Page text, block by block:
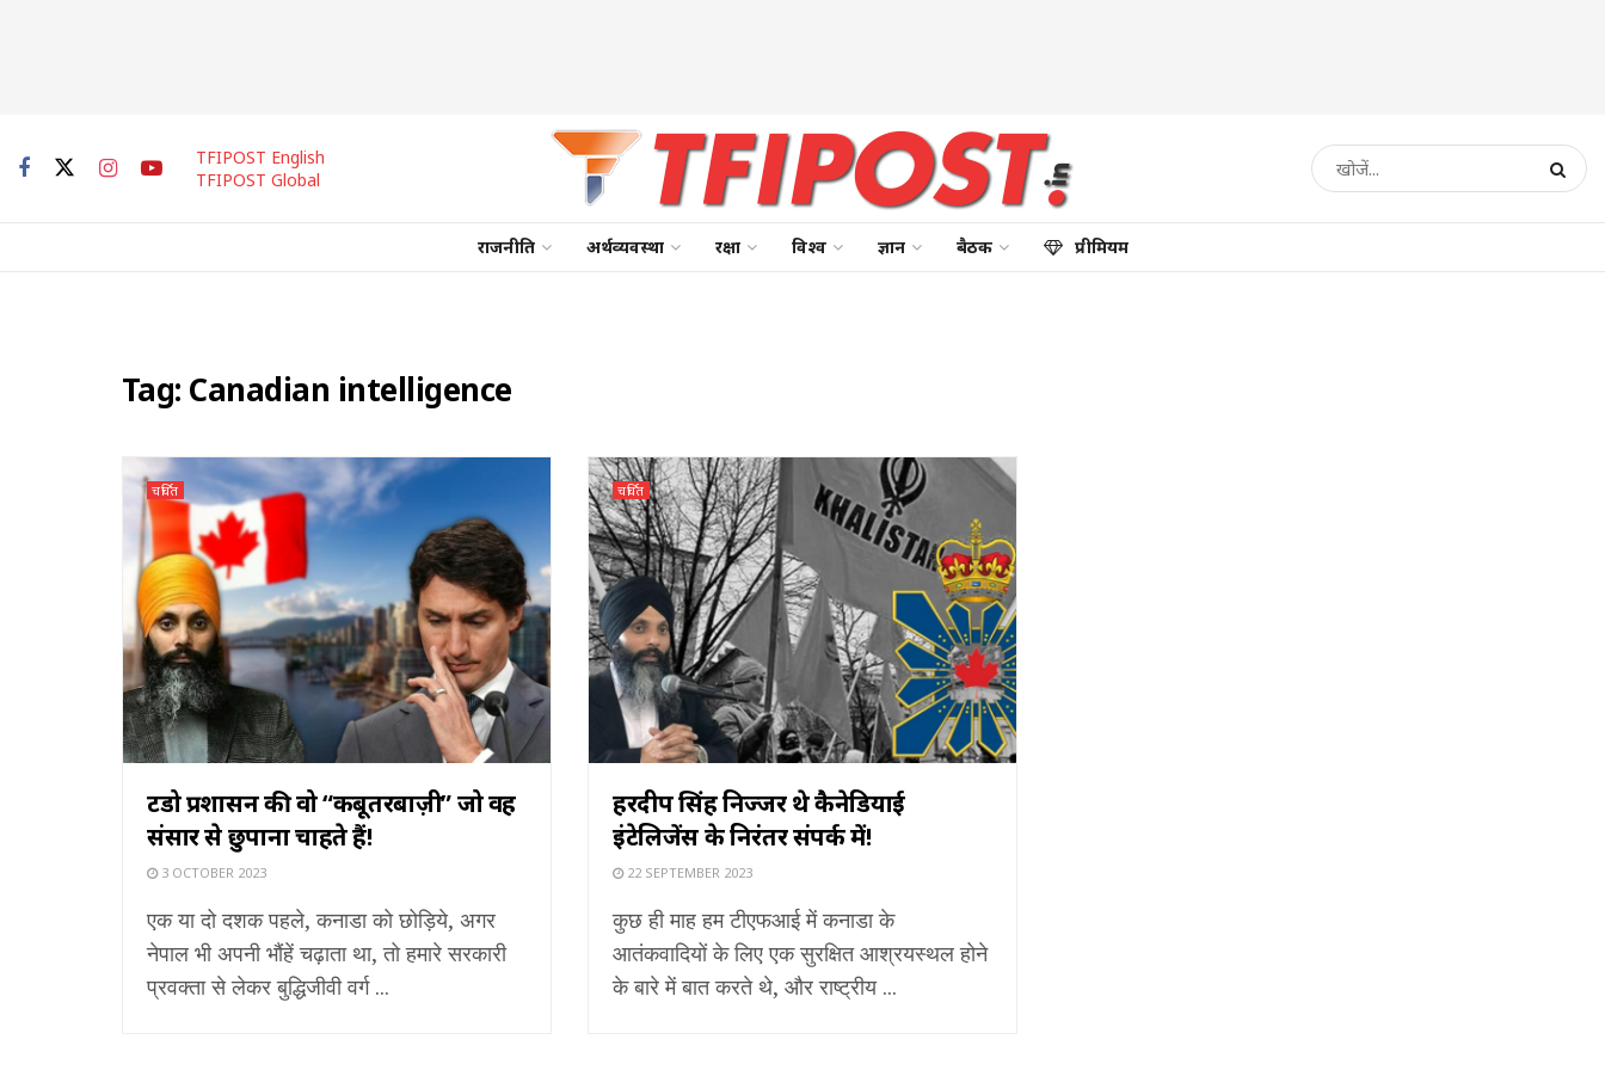
TFIPOST English
TFIPOST Global
राजनीति अर्थव्यवस्था रक्षा विश्व ज्ञान बैठक प्रीमियम
Tag: Canadian intelligence
चर्चित
ट्रूडो प्रशासन की वो “कबूतरबाज़ी” जो वह
संसार से छुपाना चाहते हैं!
3 OCTOBER 2023
एक या दो दशक पहले, कनाडा को छोड़िये, अगर
नेपाल भी अपनी भौंहें चढ़ाता था, तो हमारे सरकारी
प्रवक्ता से लेकर बुद्धिजीवी वर्ग ...
चर्चित
हरदीप सिंह निज्जर थे कैनेडियाई
इंटेलिजेंस के निरंतर संपर्क में!
22 SEPTEMBER 2023
कुछ ही माह हम टीएफआई में कनाडा के
आतंकवादियों के लिए एक सुरक्षित आश्रयस्थल होने
के बारे में बात करते थे, और राष्ट्रीय ...